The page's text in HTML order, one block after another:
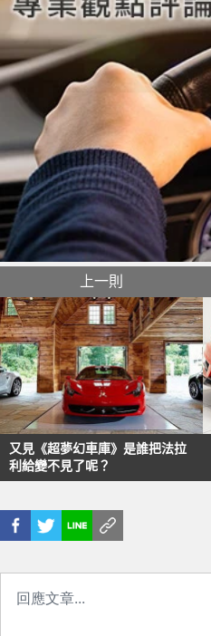
上一則
又見《超夢幻車庫》是誰把法拉
利給變不見了呢？